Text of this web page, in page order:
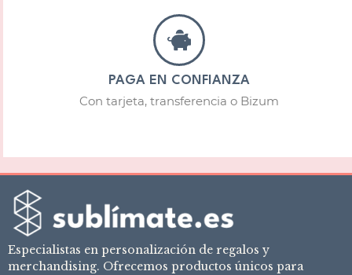
PAGA EN CONFIANZA
Con tarjeta, transferencia o Bizum
Especialistas en personalización de regalos y
merchandising. Ofrecemos productos únicos para